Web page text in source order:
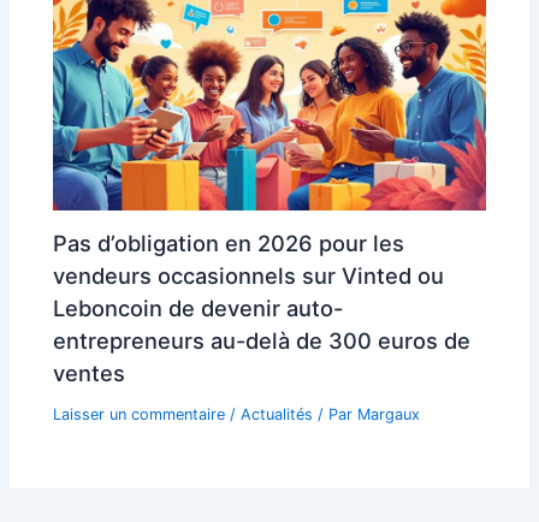
Pas d’obligation en 2026 pour les
vendeurs occasionnels sur Vinted ou
Leboncoin de devenir auto-
entrepreneurs au-delà de 300 euros de
ventes
Laisser un commentaire /Actualités / Par Margaux